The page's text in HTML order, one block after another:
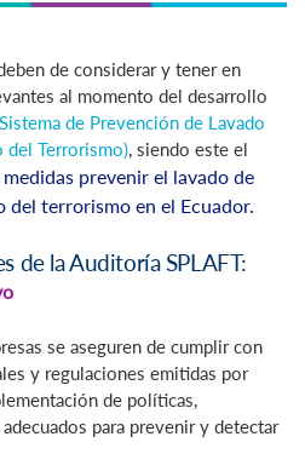
de considerar y tener en
al momento del desarrollo
de Prevención de Lavado
del Terrorismo), siendo este el
prevenir el lavado de
terrorismo en el Ecuador.
de la Auditoría SPLAFT:
se aseguren de cumplir con
y regulaciones emitidas por
de políticas,
para prevenir y detectar